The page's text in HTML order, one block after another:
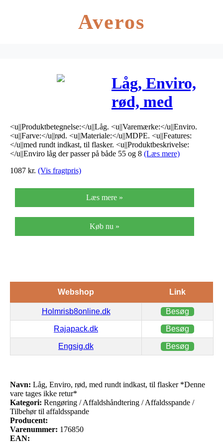
Averos
Låg, Enviro,
rød, med
rundt indkast,
til flasker
*Denne vare
retur*
<u||Produktbetegnelse:</u||Låg. <u||Varemærke:</u||Enviro.
<u||Farve:</u||rød. <u||Materiale:</u||MDPE. <u||Features:
</u||med rundt indkast, til flasker. <u||Produktbeskrivelse:
</u||Enviro låg der passer på både 55 og 8 (Læs mere)
1087 kr. (Vis fragtpris)
Læs mere »
Køb nu »
Webshop Link
Holmrisb8online.dk Besøg
Rajapack.dk Besøg
Engsig.dk Besøg
Navn: Låg, Enviro, rød, med rundt indkast, til flasker *Denne
vare tages ikke retur*
Kategori: Rengøring / Affaldshåndtering / Affaldsspande /
Tilbehør til affaldsspande
Producent:
Varenummer: 176850
EAN: